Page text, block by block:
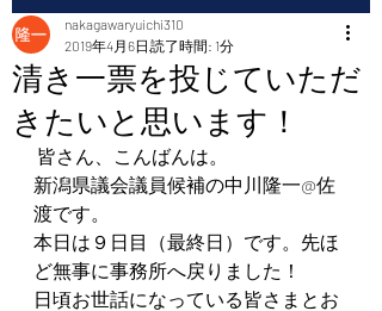
清き一票を投じていただ
きたいと思います！
nakagawaryuichi310
2019年4月6日 読了時間: 1分
皆さん、こんばんは。
新潟県議会議員候補の中川隆一@佐
渡です。
本日は９日目（最終日）です。先ほ
ど無事に事務所へ戻りました！
日頃お世話になっている皆さまとお